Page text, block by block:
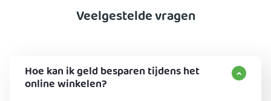
Veelgestelde vragen
Hoe kan ik geld besparen tijdens het
online winkelen?